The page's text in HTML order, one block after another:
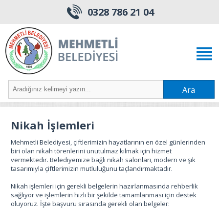
0328 786 21 04
Ara
Nikah İşlemleri
Mehmetli Belediyesi, çiftlerimizin hayatlarının en özel günlerinden
biri olan nikah törenlerini unutulmaz kılmak için hizmet
vermektedir. Belediyemize bağlı nikah salonları, modern ve şık
tasarımıyla çiftlerimizin mutluluğunu taçlandırmaktadır.
Nikah işlemleri için gerekli belgelerin hazırlanmasında rehberlik
sağlıyor ve işlemlerin hızlı bir şekilde tamamlanması için destek
oluyoruz. İşte başvuru sırasında gerekli olan belgeler: